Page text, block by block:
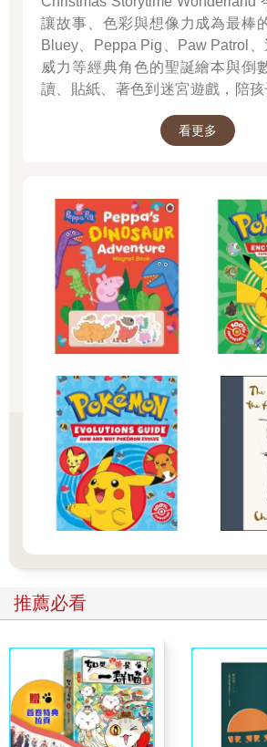
讓故事、色彩與想像力成為最棒
Bluey、Peppa Pig、Paw Patrol
威力等經典角色的聖誕繪本與倒
讀、貼紙、著色到迷宮遊戲，陪孩
滿的驚喜與節慶溫度， Read it,
看更多
推薦必看